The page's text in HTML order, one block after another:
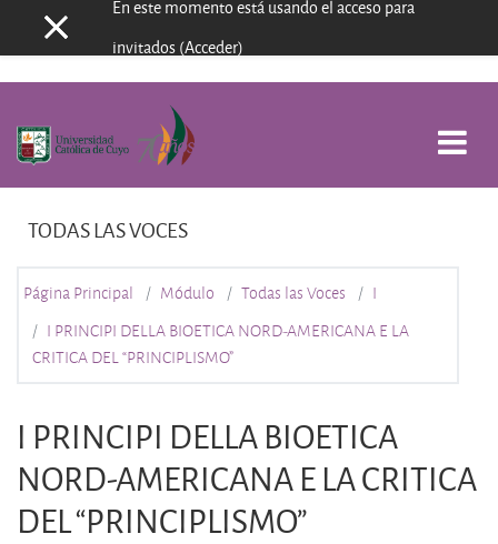
Salta al contenido principal
Panel lateral
En este momento está usando el acceso para
invitados (Acceder)
TODAS LAS VOCES
Página Principal Módulo Todas las Voces
I
I PRINCIPI DELLA BIOETICA NORD-AMERICANA E LA
CRITICA DEL “PRINCIPLISMO”
I PRINCIPI DELLA BIOETICA
NORD-AMERICANA E LA CRITICA
DEL “PRINCIPLISMO”